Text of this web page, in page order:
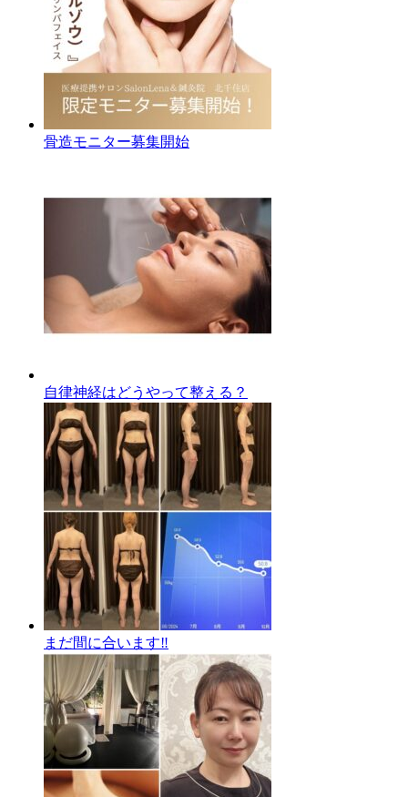
骨造モニター募集開始
自律神経はどうやって整える？
まだ間に合います‼️